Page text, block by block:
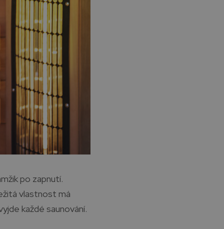
po zapnutí.
vlastnost má
každé saunování.